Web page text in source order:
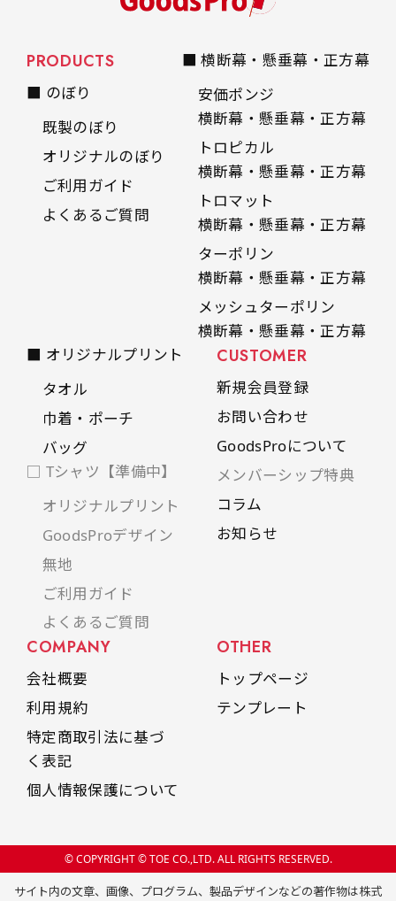
PRODUCTS
■ のぼり
既製のぼり
オリジナルのぼり
ご利用ガイド
よくあるご質問
■ 横断幕・懸垂幕・正方幕
安価ポンジ
横断幕・懸垂幕・正方幕
トロピカル
横断幕・懸垂幕・正方幕
トロマット
横断幕・懸垂幕・正方幕
ターポリン
横断幕・懸垂幕・正方幕
メッシュターポリン
横断幕・懸垂幕・正方幕
■ オリジナルプリント
タオル
巾着・ポーチ
バッグ
□ Tシャツ【準備中】
オリジナルプリント
GoodsProデザイン
無地
ご利用ガイド
よくあるご質問
CUSTOMER
新規会員登録
お問い合わせ
GoodsProについて
メンバーシップ特典
コラム
お知らせ
COMPANY
会社概要
利用規約
特定商取引法に基づ
く表記
個人情報保護について
OTHER
トップページ
テンプレート
© COPYRIGHT © TOE CO.,LTD. ALL RIGHTS RESERVED.
サイト内の文章、画像、プログラム、製品デザインなどの著作物は株式